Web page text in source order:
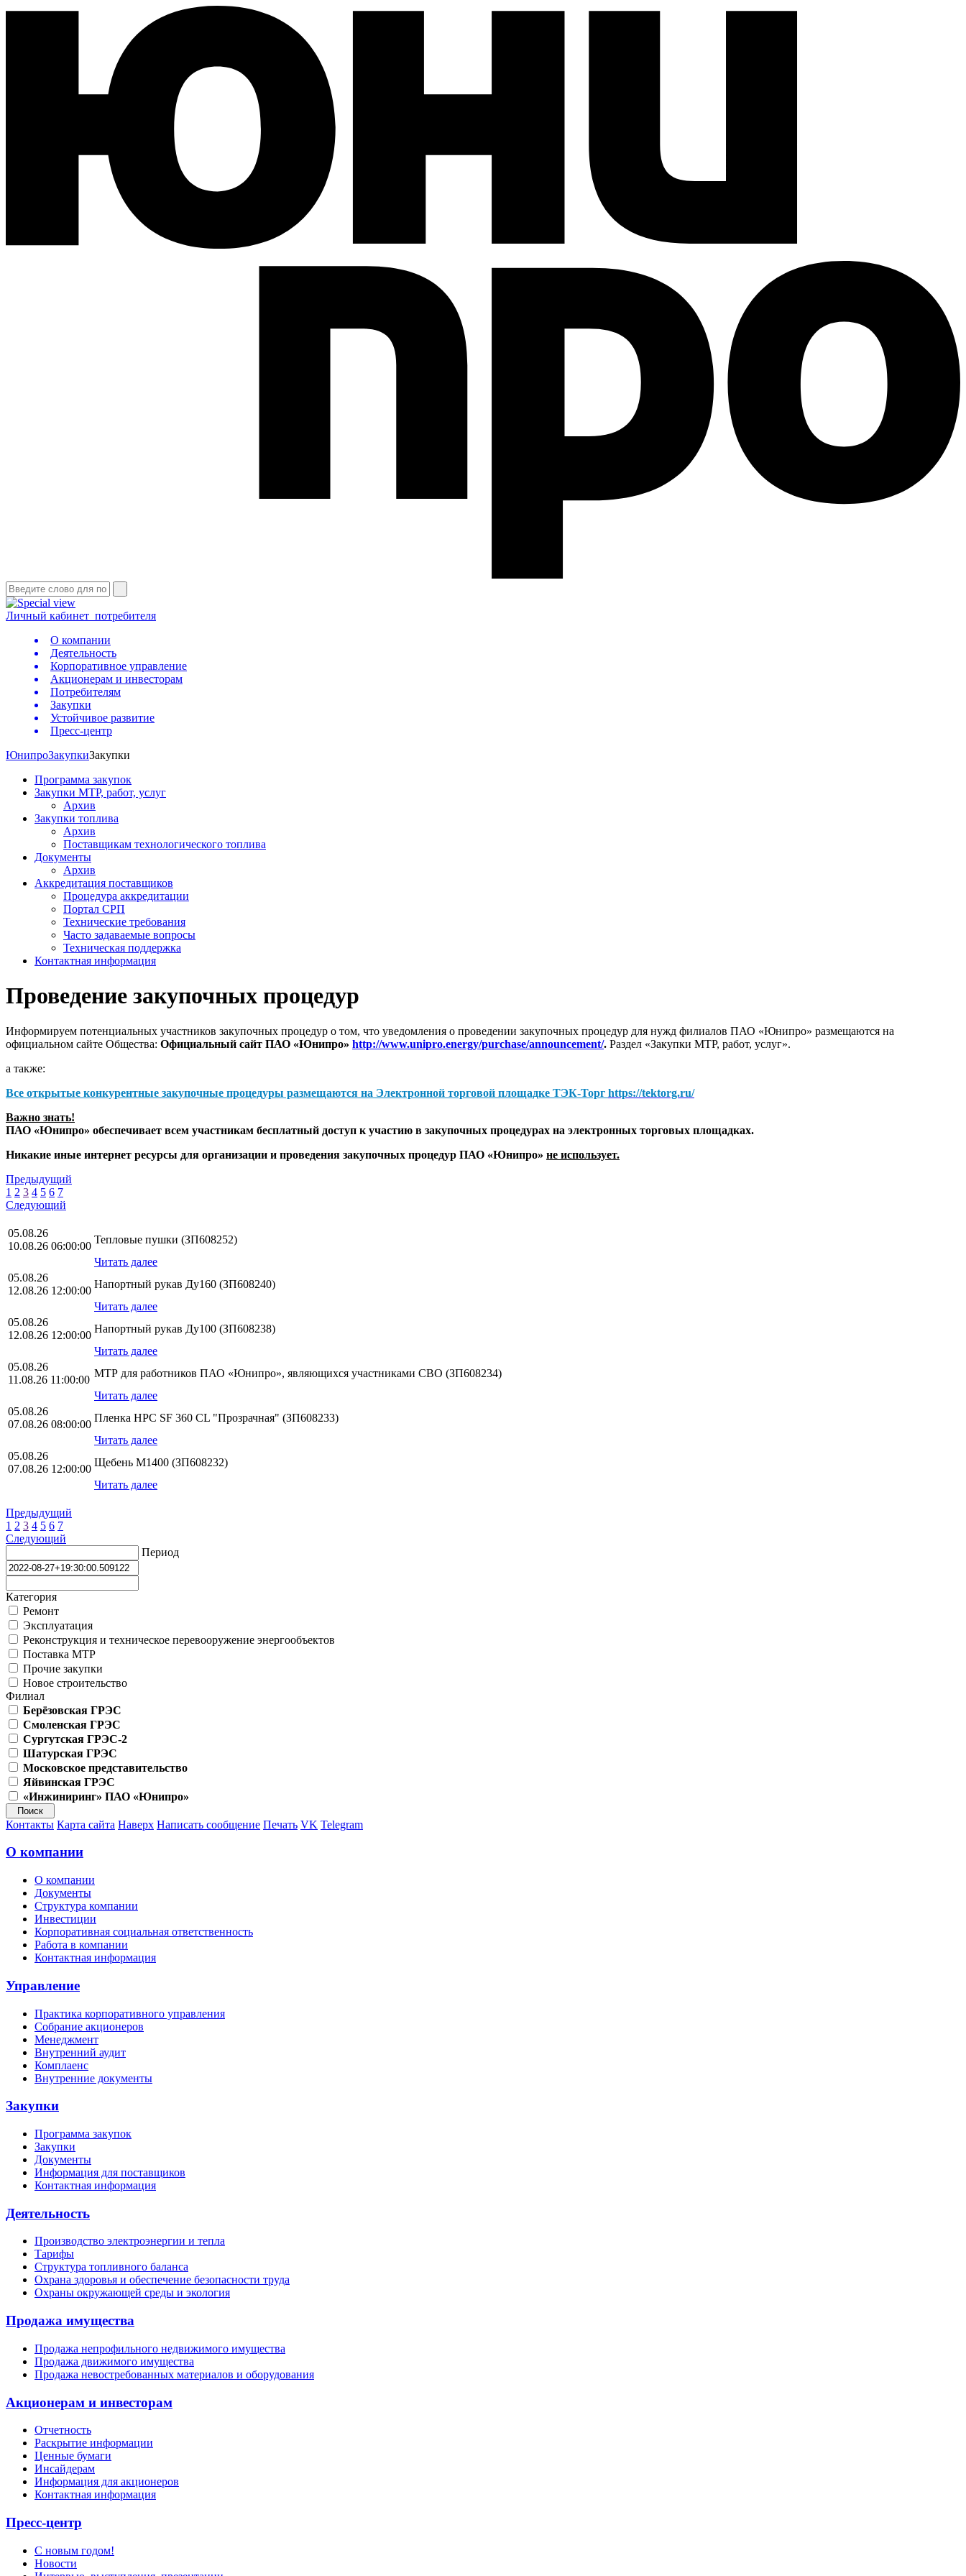
Личный кабинет потребителя
О компании
Деятельность
Корпоративное управление
Акционерам и инвесторам
Потребителям
Закупки
Устойчивое развитие
Пресс-центр
ЮнипроЗакупкиЗакупки
Программа закупок
Закупки МТР, работ, услуг
Архив
Закупки топлива
Архив
Поставщикам технологического топлива
Документы
Архив
Аккредитация поставщиков
Процедура аккредитации
Портал СРП
Технические требования
Часто задаваемые вопросы
Техническая поддержка
Контактная информация
Проведение закупочных процедур
Информируем потенциальных участников закупочных процедур о том, что уведомления о проведении закупочных процедур для нужд филиалов ПАО «Юнипро» размещаются на
официальном сайте Общества: Официальный сайт ПАО «Юнипро» http://www.unipro.energy/purchase/announcement/. Раздел «Закупки МТР, работ, услуг».
а также:
Все открытые конкурентные закупочные процедуры размещаются на Электронной торговой площадке ТЭК-Торг https://tektorg.ru/
Важно знать!
ПАО «Юнипро» обеспечивает всем участникам бесплатный доступ к участию в закупочных процедурах на электронных торговых площадках.
Никакие иные интернет ресурсы для организации и проведения закупочных процедур ПАО «Юнипро» не использует.
Предыдущий
1 2 3 4 5 6 7
Следующий
05.08.26
10.08.26 06:00:00
Тепловые пушки (ЗП608252)
Читать далее
05.08.26
12.08.26 12:00:00
Напортный рукав Ду160 (ЗП608240)
Читать далее
05.08.26
12.08.26 12:00:00
Напортный рукав Ду100 (ЗП608238)
Читать далее
05.08.26
11.08.26 11:00:00
МТР для работников ПАО «Юнипро», являющихся участниками СВО (ЗП608234)
Читать далее
05.08.26
07.08.26 08:00:00
Пленка HPС SF 360 CL "Прозрачная" (ЗП608233)
Читать далее
05.08.26
07.08.26 12:00:00
Щебень М1400 (ЗП608232)
Читать далее
Предыдущий
1 2 3 4 5 6 7
Следующий
Период
Категория
Ремонт
Эксплуатация
Реконструкция и техническое перевооружение энергообъектов
Поставка МТР
Прочие закупки
Новое строительство
Филиал
Берёзовская ГРЭС
Смоленская ГРЭС
Сургутская ГРЭС-2
Шатурская ГРЭС
Московское представительство
Яйвинская ГРЭС
«Инжиниринг» ПАО «Юнипро»
Контакты Карта сайта Наверх Написать сообщение Печать VK Telegram
О компании
О компании
Документы
Структура компании
Инвестиции
Корпоративная социальная ответственность
Работа в компании
Контактная информация
Управление
Практика корпоративного управления
Собрание акционеров
Менеджмент
Внутренний аудит
Комплаенс
Внутренние документы
Закупки
Программа закупок
Закупки
Документы
Информация для поставщиков
Контактная информация
Деятельность
Производство электроэнергии и тепла
Тарифы
Структура топливного баланса
Охрана здоровья и обеспечение безопасности труда
Охраны окружающей среды и экология
Продажа имущества
Продажа непрофильного недвижимого имущества
Продажа движимого имущества
Продажа невостребованных материалов и оборудования
Акционерам и инвесторам
Отчетность
Раскрытие информации
Ценные бумаги
Инсайдерам
Информация для акционеров
Контактная информация
Пресс-центр
С новым годом!
Новости